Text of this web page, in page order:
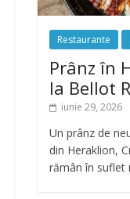
Restaurante
Prânz în
la Bellot
iunie 29, 2026
Un prânz de
din Heraklion,
rămân în suflet